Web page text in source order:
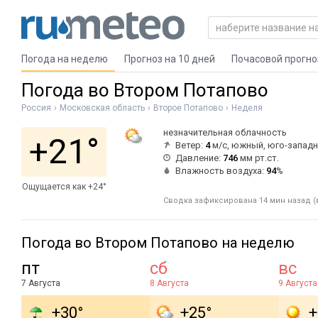
Погода на неделю Прогноз на 10 дней Почасовой
Погода во Втором Потапово
Россия Московская область Второе Потапово Неделя
+21°
Ощущается как +24°
незначительная облачность
Ветер: 4м/с, южный, юго-
Давление: 746 мм рт.ст.
Влажность воздуха: 94%
Сводка зафиксирована 14 мин назад
Погода во Втором Потапово на неделю
пт
7 Августа
+30°
сб
8 Августа
+25°
вс
9 Августа